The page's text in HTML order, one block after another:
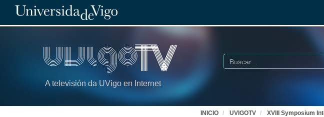
A televisión da UVigo en Internet
Buscar
INICIO UVIGOTV XVIII Symposium